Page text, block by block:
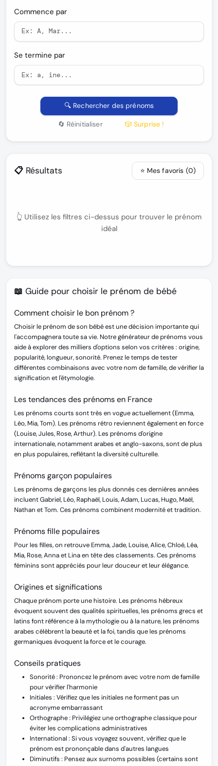
Commence par
Se termine par
🔍 Rechercher des prénoms
🔄 Réinitialiser 🎲 Surprise !
📋 Résultats ⭐ Mes favoris (0)
👆 Utilisez les filtres ci-dessus pour trouver le prénom
idéal
📖 Guide pour choisir le prénom de bébé
Comment choisir le bon prénom ?
Choisir le prénom de son bébé est une décision importante qui
l'accompagnera toute sa vie. Notre générateur de prénoms vous
aide à explorer des milliers d'options selon vos critères : origine,
popularité, longueur, sonorité. Prenez le temps de tester
différentes combinaisons avec votre nom de famille, de vérifier la
signification et l'étymologie.
Les tendances des prénoms en France
Les prénoms courts sont très en vogue actuellement (Emma,
Léo, Mia, Tom). Les prénoms rétro reviennent également en force
(Louise, Jules, Rose, Arthur). Les prénoms d'origine
internationale, notamment arabes et anglo-saxons, sont de plus
en plus populaires, reflétant la diversité culturelle.
Prénoms garçon populaires
Les prénoms de garçons les plus donnés ces dernières années
incluent Gabriel, Léo, Raphaël, Louis, Adam, Lucas, Hugo, Maël,
Nathan et Tom. Ces prénoms combinent modernité et tradition.
Prénoms fille populaires
Pour les filles, on retrouve Emma, Jade, Louise, Alice, Chloé, Léa,
Mia, Rose, Anna et Lina en tête des classements. Ces prénoms
féminins sont appréciés pour leur douceur et leur élégance.
Origines et significations
Chaque prénom porte une histoire. Les prénoms hébreux
évoquent souvent des qualités spirituelles, les prénoms grecs et
latins font référence à la mythologie ou à la nature, les prénoms
arabes célèbrent la beauté et la foi, tandis que les prénoms
germaniques évoquent la force et le courage.
Conseils pratiques
Sonorité : Prononcez le prénom avec votre nom de famille
pour vérifier l'harmonie
Initiales : Vérifiez que les initiales ne forment pas un
acronyme embarrassant
Orthographe : Privilégiez une orthographe classique pour
éviter les complications administratives
International : Si vous voyagez souvent, vérifiez que le
prénom est prononçable dans d'autres langues
Diminutifs : Pensez aux surnoms possibles (certains sont